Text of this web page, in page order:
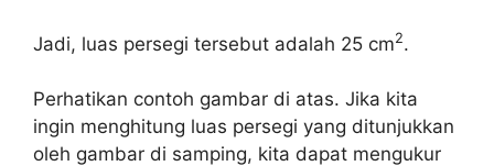
Jadi, luas persegi tersebut adalah 25 cm2.
Perhatikan contoh gambar di atas. Jika kita
ingin menghitung luas persegi yang ditunjukkan
oleh gambar di samping, kita dapat mengukur